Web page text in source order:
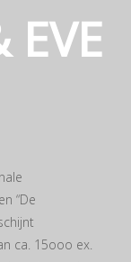
EVE
“De
ca. 15ooo ex.